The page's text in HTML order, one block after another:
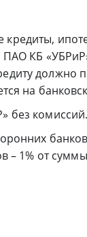
КБ
должно
на
без комиссий.
– 1% от